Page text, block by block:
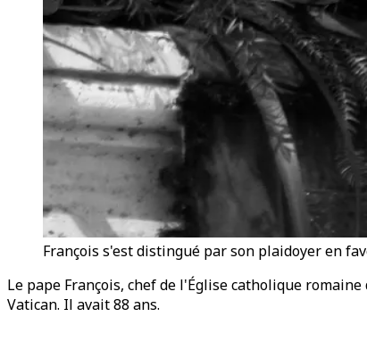
François s'est distingué par son plaidoyer en
Le pape François, chef de l'Église catholique
Vatican. Il avait 88 ans.